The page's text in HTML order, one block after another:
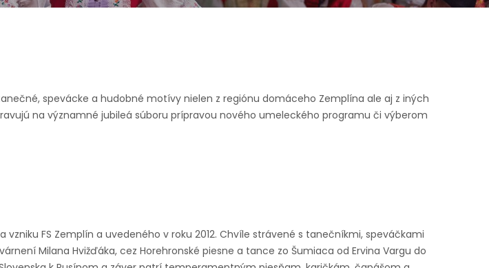
spevácke a hudobné motívy nielen z regiónu domáceho Zemplína ale aj z iných
na významné jubileá súboru prípravou nového umeleckého programu či výberom
FS Zemplín a uvedeného v roku 2012. Chvíle strávené s tanečníkmi, speváčkami
Milana Hvižďáka, cez Horehronské piesne a tance zo Šumiaca od Ervina Vargu do